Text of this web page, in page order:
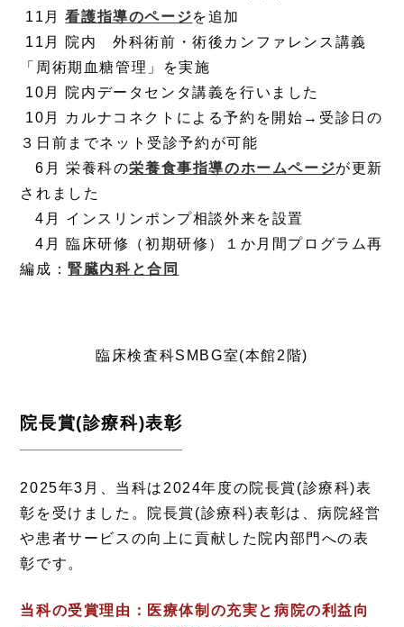
11月看護指導のページを追加
11月 院内 外科術前・術後カンファレンス講義
「周術期血糖管理」を実施
10月 院内データセンタ講義を行いました
10月 カルナコネクトによる予約を開始→受診日の
３日前までネット受診予約が可能
6月 栄養科の栄養食事指導のホームページが更新
されました
4月 インスリンポンプ相談外来を設置
4月 臨床研修（初期研修）１か月間プログラム再
編成：腎臓内科と合同
臨床検査科SMBG室(本館2階)
院長賞(診療科)表彰
2025年3月、当科は2024年度の院長賞(診療科)表
彰を受けました。院長賞(診療科)表彰は、病院経営
や患者サービスの向上に貢献した院内部門への表
彰です。
当科の受賞理由：医療体制の充実と病院の利益向